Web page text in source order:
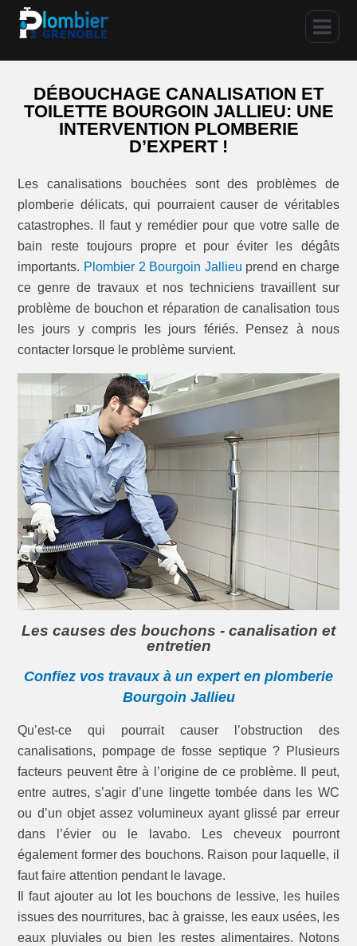
DÉBOUCHAGE CANALISATION ET
TOILETTE BOURGOIN JALLIEU: UNE
INTERVENTION PLOMBERIE
D’EXPERT !
Les canalisations bouchées sont des problèmes de
plomberie délicats, qui pourraient causer de véritables
catastrophes. Il faut y remédier pour que votre salle de
bain reste toujours propre et pour éviter les dégâts
importants. Plombier 2 Bourgoin Jallieu prend en charge
ce genre de travaux et nos techniciens travaillent sur
problème de bouchon et réparation de canalisation tous
les jours y compris les jours fériés. Pensez à nous
contacter lorsque le problème survient.
Les causes des bouchons - canalisation et
entretien
Confiez vos travaux à un expert en plomberie
Bourgoin Jallieu
Qu’est-ce qui pourrait causer l’obstruction des
canalisations, pompage de fosse septique ? Plusieurs
facteurs peuvent être à l’origine de ce problème. Il peut,
entre autres, s’agir d’une lingette tombée dans les WC
ou d’un objet assez volumineux ayant glissé par erreur
dans l’évier ou le lavabo. Les cheveux pourront
également former des bouchons. Raison pour laquelle, il
faut faire attention pendant le lavage.
Il faut ajouter au lot les bouchons de lessive, les huiles
issues des nourritures, bac à graisse, les eaux usées, les
eaux pluviales ou bien les restes alimentaires. Notons